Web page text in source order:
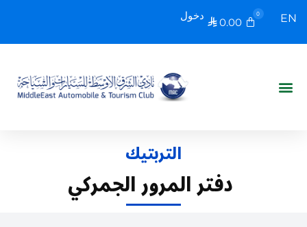
EN
0.00
0 دخول
التربتيك
دفتر المرور الجمركي